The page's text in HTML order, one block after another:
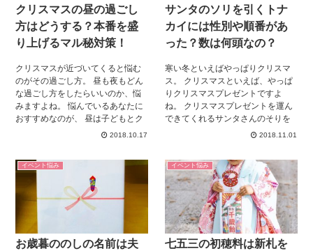
クリスマスの昼の過ごし
方はどうする？本番を盛
り上げるマル秘対策！
クリスマスが近づいてくると悩む
のがその過ごし方。 昼も夜もどん
な過ごし方をしたらいいのか、悩
みますよね。 悩んでいるあなたに
おすすめなのが、 昼は子どもとク
リスマスをめいっぱい楽しんで、
ごし方についてご紹介していま
す！ 最後には夫婦で過ごすのにお
すすめな過ごし方を3つご紹介して
います。 これを読んで、クリスマ
スという非日常をしっかり楽しん
でくださいね！
2018.10.17
サンタのソリを引くトナ
カイには性別や順番があ
った？数は何頭なの？
寒い冬といえばやっぱりクリスマ
ス。 クリスマスといえば、やっぱ
りクリスマスプレゼントですよ
ね。 クリスマスプレゼントを運ん
できてくれるサンタさんのそりを
ひくトナカイについて知っていま
す。 また、その並ぶ位置や数も決
まっているんです。 今回はそんな
サンタさんのトナカイについて掘
り下げていきましょう！ サンタさ
んのトナカイについて詳しくなる
と、イラストを見たりしたときに
面白くなること間違いなし！です
2018.11.01
イベント悩み
お歳暮ののしの名前は夫
イベント悩み
七五三の初穂料は新札を